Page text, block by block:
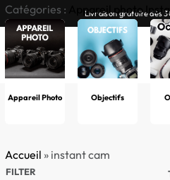
Livraison gratuite dès
Catégories : Appareil photo
Appareil Photo Objectifs
Accueil » instant cam
FILTER